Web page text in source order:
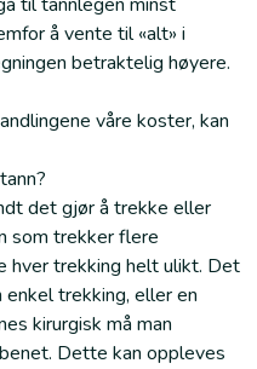
å vente til «alt» i
betraktelig høyere.
våre koster, kan
det gjør å trekke eller
som trekker flere
hver trekking helt ulikt. Det
trekking, eller en
kirurgisk må man
Dette kan oppleves